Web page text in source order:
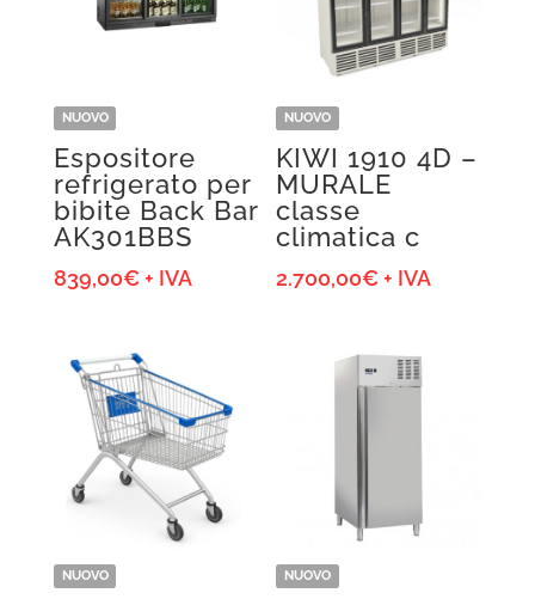
NUOVO
Espositore
refrigerato per
bibite Back Bar
AK301BBS
839,00€ + IVA
NUOVO
KIWI 1910 4D –
MURALE
classe
climatica c
2.700,00€+ IVA
NUOVO NUOVO